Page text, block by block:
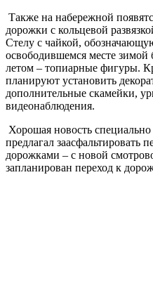
Также на набережной
дорожки с кольцевой
Стелу с чайкой,
освободившемся месте зимой
летом – топиарные фигуры.
планируют установить
дополнительные скамейки,
видеонаблюдения.
Хорошая новость
предлагал заасфальтировать
дорожками – с новой
запланирован переход к